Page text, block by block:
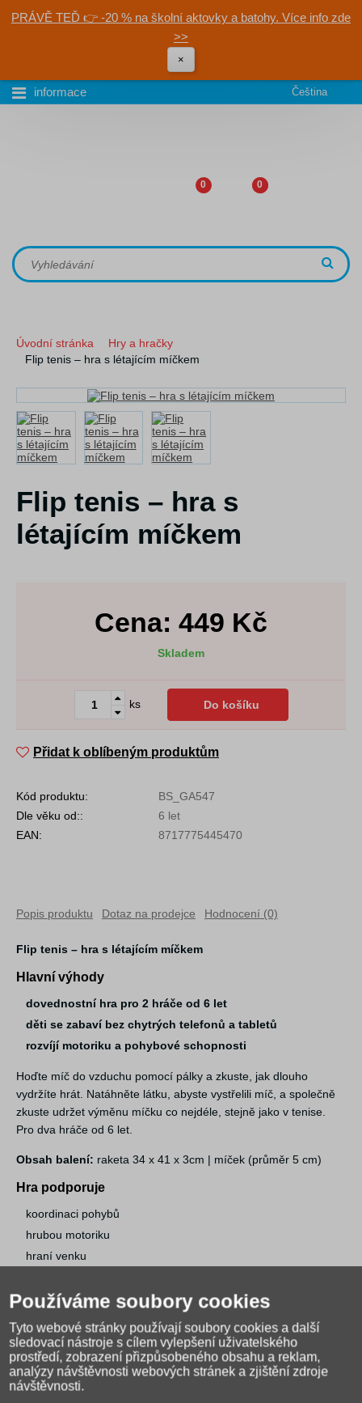
PRÁVĚ TEĎ 👉 -20 % na školní aktovky a batohy. Více info zde
>>
×
informace Čeština
0 0
Úvodní stránka
Hry a hračky
Flip tenis – hra s létajícím míčkem
Flip tenis – hra s
létajícím míčkem
Cena: 449 Kč
Skladem
ks Do košíku
Přidat k oblíbeným produktům
Kód produktu:
BS_GA547
Dle věku od::
6 let
EAN:
8717775445470
Popis produktu Dotaz na prodejce Hodnocení (0)
Flip tenis – hra s létajícím míčkem
Hlavní výhody
dovednostní hra pro 2 hráče od 6 let
děti se zabaví bez chytrých telefonů a tabletů
rozvíjí motoriku a pohybové schopnosti
Hoďte míč do vzduchu pomocí pálky a zkuste, jak dlouho
vydržíte hrát. Natáhněte látku, abyste vystřelili míč, a společně
zkuste udržet výměnu míčku co nejdéle, stejně jako v tenise.
Pro dva hráče od 6 let.
Obsah balení: raketa 34 x 41 x 3cm | míček (průměr 5 cm)
Hra podporuje
koordinaci pohybů
hrubou motoriku
hraní venku
Používáme soubory cookies
Tyto webové stránky používají soubory cookies a další
sledovací nástroje s cílem vylepšení uživatelského
prostředí, zobrazení přizpůsobeného obsahu a reklam,
analýzy návštěvnosti webových stránek a zjištění zdroje
návštěvnosti.